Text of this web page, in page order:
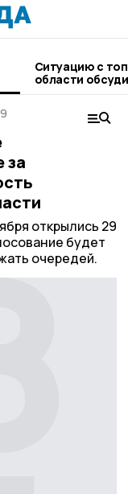
Ситуацию с
области
за
открылись 29
будет
очередей.